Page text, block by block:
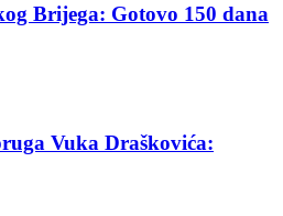
Brijega: Gotovo 150 dana
Vuka Draškovića: